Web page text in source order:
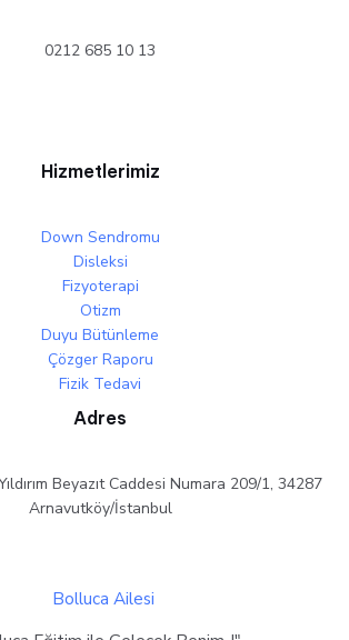
0212 685 10 13
Hizmetlerimiz
Down Sendromu
Disleksi
Fizyoterapi
Otizm
Duyu Bütünleme
Çözger Raporu
Fizik Tedavi
Adres
Beyazıt Caddesi Numara 209/1, 34287
Arnavutköy/İstanbul
Bolluca Ailesi